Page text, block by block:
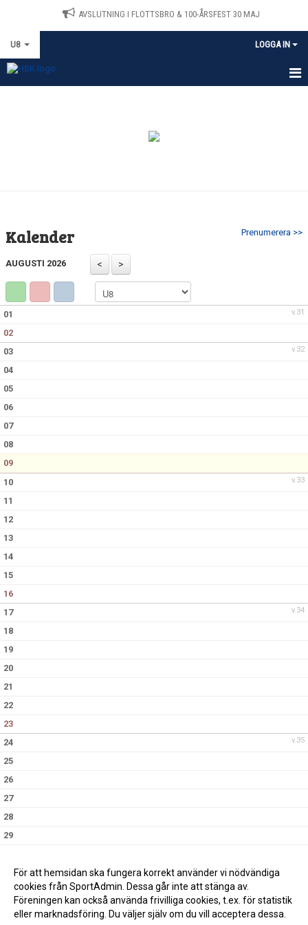
AVSLUTNING I FLOTTSBRO & 100-ÅRSFEST 30 MAJ
U8 LOGGA IN
Prenumerera >>
Kalender
AUGUSTI 2026
v.31
01
02
v.32
03
04
05
06
07
08
09
v.33
10
11
12
13
14
15
16
v.34
17
18
19
20
21
22
23
v.35
24
25
26
27
28
29
För att hemsidan ska fungera korrekt använder vi nödvändiga
cookies från SportAdmin. Dessa går inte att stänga av.
Föreningen kan också använda frivilliga cookies, t.ex. för statistik
eller marknadsföring. Du väljer själv om du vill acceptera dessa.